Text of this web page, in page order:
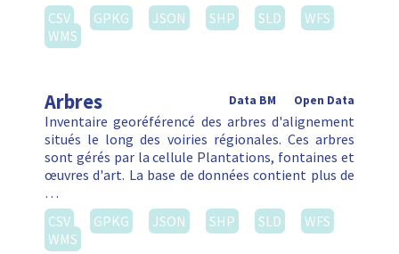
CSV
GPKG JSON SHP SLD
WFS
WMS
Arbres Open Data
Data BM
Inventaire georéférencé des arbres d'alignement
situés le long des voiries régionales. Ces arbres
sont gérés par la cellule Plantations, fontaines et
œuvres d'art. La base de données contient plus de
…
CSV
GPKG JSON SHP SLD
WFS
WMS